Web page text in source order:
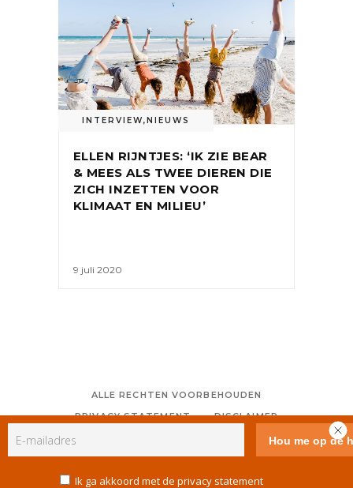
INTERVIEW, NIEUWS
ELLEN RIJNTJES: ‘IK ZIE BEAR
& MEES ALS TWEE DIEREN DIE
ZICH INZETTEN VOOR
KLIMAAT EN MILIEU’
9 juli 2020
ALLE RECHTEN VOORBEHOUDEN
PRIVACY STATEMENT
DISCLAIMER
GEBRUIKERSVOORWAARDEN
COOKIE POLICY (EU)
Ik ga akkoord met de privacy statement